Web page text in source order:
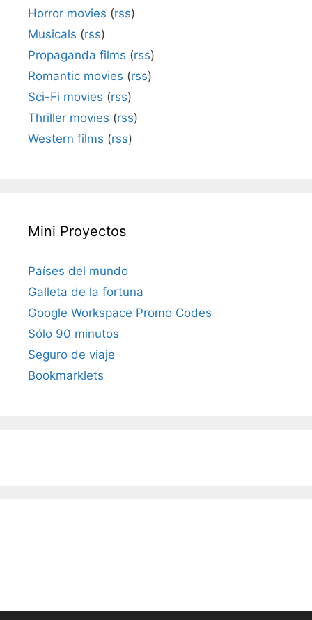
Horror movies (rss)
Musicals (rss)
Propaganda films (rss)
Romantic movies (rss)
Sci-Fi movies (rss)
Thriller movies (rss)
Western films (rss)
Mini Proyectos
Países del mundo
Galleta de la fortuna
Google Workspace Promo Codes
Sólo 90 minutos
Seguro de viaje
Bookmarklets